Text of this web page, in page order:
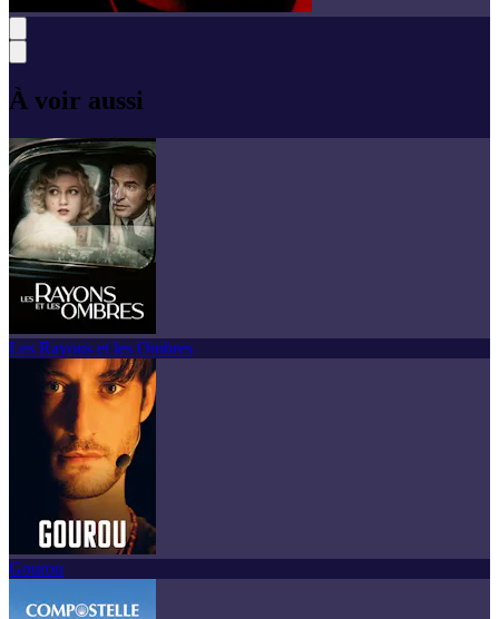
À voir aussi
Les Rayons et les Ombres
Gourou